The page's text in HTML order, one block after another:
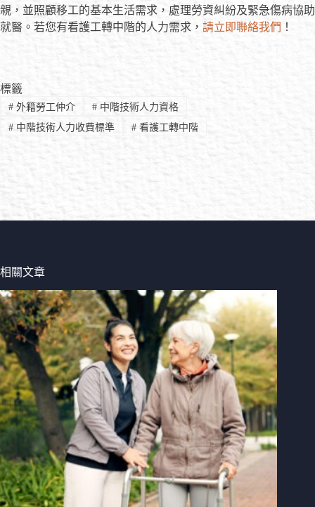
親，並照顧移工的基本生活需求，處理勞資糾紛及緊急傷病協助
就醫。若您有看護工轉中階的人力需求， 請立即聯絡我們 ！
標籤
#外籍勞工仲介 #中階技術人力資格
#中階技術人力收費標準 #看護工轉中階
相關文章